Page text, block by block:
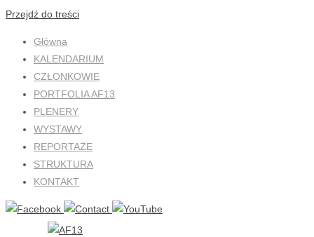
Przejdź do treści
Główna
KALENDARIUM
CZŁONKOWIE
PORTFOLIA AF13
PLENERY
WYSTAWY
REPORTAŻE
STRUKTURA
KONTAKT